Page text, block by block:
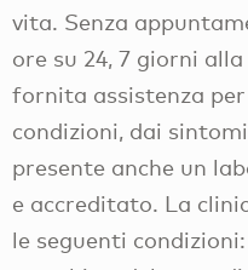
vita. Senza
ore su 24, 7 giorni
fornita assistenza per
condizioni, dai
presente anche un
e accreditato. La
le seguenti